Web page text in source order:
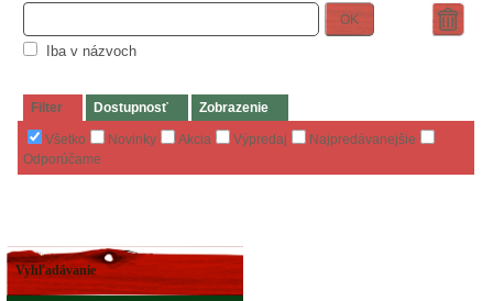
OK
Iba v názvoch
Filter Dostupnosť Zobrazenie
Všetko Novinky Akcia Výpredaj
Najpredávanejšie
Odporúčame
Vyhľadávanie